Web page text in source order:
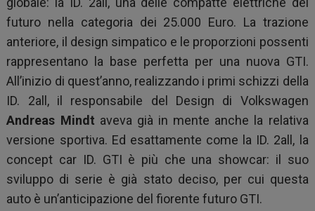
futuro nella categoria dei 25.000 Euro. La trazione
anteriore, il design simpatico e le proporzioni possenti
rappresentano la base perfetta per una nuova GTI.
All’inizio di quest’anno, realizzando i primi schizzi della
ID. 2all, il responsabile del Design di Volkswagen
Andreas Mindt aveva già in mente anche la relativa
versione sportiva. Ed esattamente come la ID. 2all, la
concept car ID. GTI è più che una showcar: il suo
sviluppo di serie è già stato deciso, per cui questa
auto è un’anticipazione del fiorente futuro GTI.